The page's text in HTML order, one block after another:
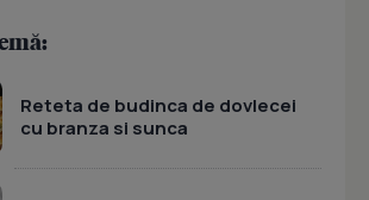
Reteta de budinca de dovlecei
cu branza si sunca